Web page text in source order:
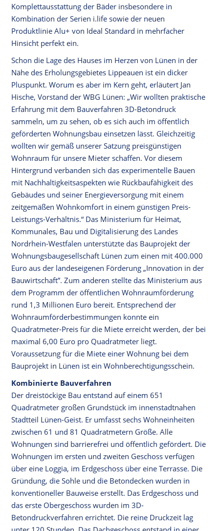
Komplettausstattung der Bäder insbesondere in
Kombination der Serien i.life sowie der neuen
Produktlinie Alu+ von Ideal Standard in mehrfacher
Hinsicht perfekt ein.
Schon die Lage des Hauses im Herzen von Lünen in der
Nähe des Erholungsgebietes Lippeauen ist ein dicker
Pluspunkt. Worum es aber im Kern geht, erläutert Jan
Hische, Vorstand der WBG Lünen: „Wir wollten praktische
Erfahrung mit dem Bauverfahren 3D-Betondruck
sammeln, um zu sehen, ob es sich auch im öffentlich
geförderten Wohnungsbau einsetzen lässt. Gleichzeitig
wollten wir gemäß unserer Satzung preisgünstigen
Wohnraum für unsere Mieter schaffen. Vor diesem
Hintergrund verbanden sich das experimentelle Bauen
mit Nachhaltigkeitsaspekten wie Rückbaufähigkeit des
Gebäudes und seiner Energieversorgung mit einem
zeitgemäßen Wohnkomfort in einem günstigen Preis-
Leistungs-Verhältnis.“ Das Ministerium für Heimat,
Kommunales, Bau und Digitalisierung des Landes
Nordrhein-Westfalen unterstützte das Bauprojekt der
Wohnungsbaugesellschaft Lünen zum einen mit 400.000
Euro aus der landeseigenen Förderung „Innovation in der
Bauwirtschaft”. Zum anderen stellte das Ministerium aus
dem Programm der öffentlichen Wohnraumförderung
rund 1,3 Millionen Euro bereit. Entsprechend der
Wohnraumförderbestimmungen konnte ein
Quadratmeter-Preis für die Miete erreicht werden, der bei
maximal 6,00 Euro pro Quadratmeter liegt.
Voraussetzung für die Miete einer Wohnung bei dem
Bauprojekt in Lünen ist ein Wohnberechtigungsschein.
Kombinierte Bauverfahren
Der dreistöckige Bau entstand auf einem 651
Quadratmeter großen Grundstück im innenstadtnahen
Stadtteil Lünen-Geist. Er umfasst sechs Wohneinheiten
zwischen 61 und 81 Quadratmetern Größe. Alle
Wohnungen sind barrierefrei und öffentlich gefördert. Die
Wohnungen im ersten und zweiten Geschoss verfügen
über eine Loggia, im Erdgeschoss über eine Terrasse. Die
Gründung, die Sohle und die Betondecken wurden in
konventioneller Bauweise erstellt. Das Erdgeschoss und
das erste Obergeschoss wurden im 3D-
Betondruckverfahren errichtet. Die reine Druckzeit lag